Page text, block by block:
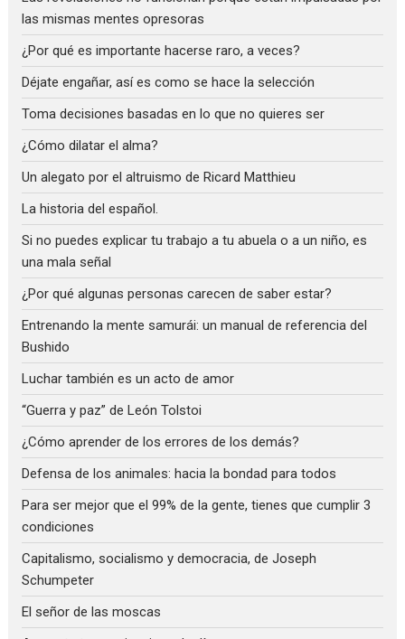
las mismas mentes opresoras
¿Por qué es importante hacerse raro, a veces?
Déjate engañar, así es como se hace la selección
Toma decisiones basadas en lo que no quieres ser
¿Cómo dilatar el alma?
Un alegato por el altruismo de Ricard Matthieu
La historia del español.
Si no puedes explicar tu trabajo a tu abuela o a un niño, es
una mala señal
¿Por qué algunas personas carecen de saber estar?
Entrenando la mente samurái: un manual de referencia del
Bushido
Luchar también es un acto de amor
“Guerra y paz” de León Tolstoi
¿Cómo aprender de los errores de los demás?
Defensa de los animales: hacia la bondad para todos
Para ser mejor que el 99% de la gente, tienes que cumplir 3
condiciones
Capitalismo, socialismo y democracia, de Joseph
Schumpeter
El señor de las moscas